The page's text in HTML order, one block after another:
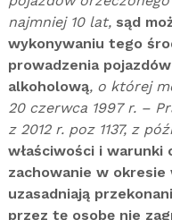
najmniej 10 lat, sąd
wykonywaniu tego
prowadzenia
alkoholową, o której
20 czerwca 1997 r. –
z 2012 r. poz 1137, z
właściwości i warunki
zachowanie w okresie
uzasadniają
przez tę osobę nie